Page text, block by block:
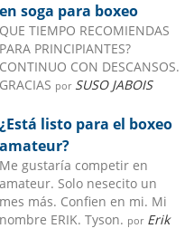
en soga para boxeo
QUE TIEMPO RECOMIENDAS
PARA PRINCIPIANTES?
CONTINUO CON DESCANSOS.
GRACIAS por SUSO JABOIS
¿Está listo para el boxeo
amateur?
Me gustaría competir en
amateur. Solo nesecito un
mes más. Confien en mi. Mi
nombre ERIK. Tyson. por Erik